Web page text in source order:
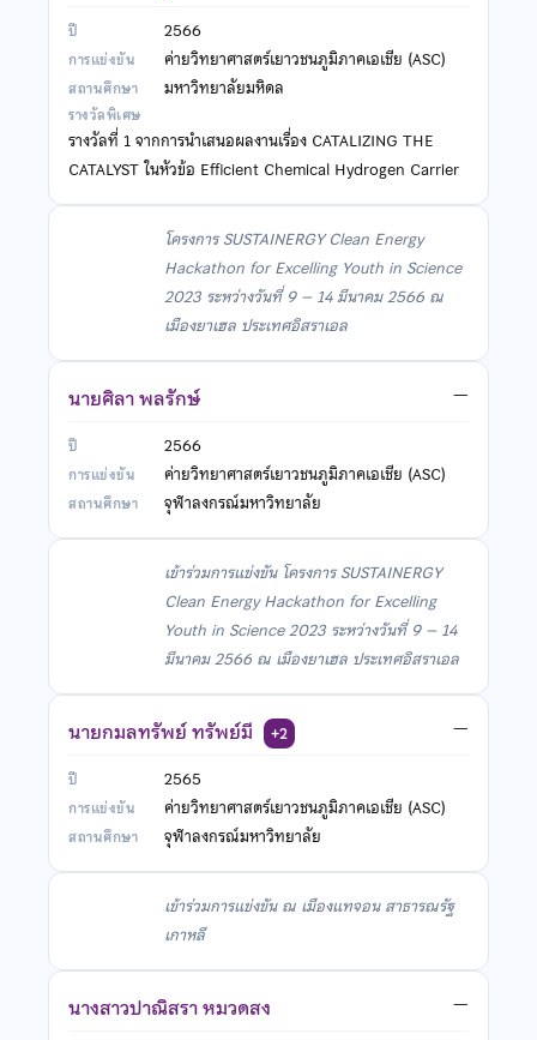
2566
ค่ายวิทยาศาสตร์เยาวชนภูมิภาคเอเชีย (ASC)
มหาวิทยาลัยมหิดล
รางวัลที่ 1 จากการนำเสนอผลงานเรื่อง CATALIZING THE
CATALYST ในหัวข้อ Efficient Chemical Hydrogen Carrier
โครงการ SUSTAINERGY Clean Energy
Hackathon for Excelling Youth in Science
2023 ระหว่างวันที่ 9 – 14 มีนาคม 2566 ณ
เมืองยาเฮล ประเทศอิสราเอล
นายศิลา พลรักษ์
2566
ค่ายวิทยาศาสตร์เยาวชนภูมิภาคเอเชีย (ASC)
—
จุฬาลงกรณ์มหาวิทยาลัย
เข้าร่วมการแข่งขัน โครงการ SUSTAINERGY
Clean Energy Hackathon for Excelling
Youth in Science 2023 ระหว่างวันที่ 9 – 14
มีนาคม 2566 ณ เมืองยาเฮล ประเทศอิสราเอล
นายกมลทรัพย์ ทรัพย์มี +2
2565
ค่ายวิทยาศาสตร์เยาวชนภูมิภาคเอเชีย (ASC)
—
จุฬาลงกรณ์มหาวิทยาลัย
เข้าร่วมการแข่งขัน ณ เมืองแทจอน สาธารณรัฐ
เกาหลี
นางสาวปาณิสรา หมวดสง —